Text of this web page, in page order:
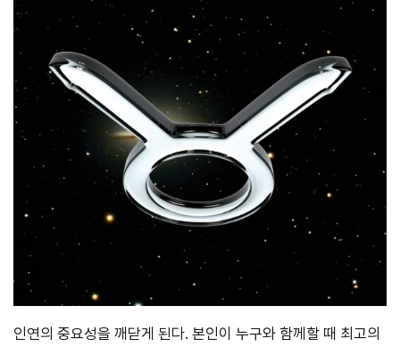
인연의 중요성을 깨닫게 된다. 본인이 누구와 함께할 때 최고의